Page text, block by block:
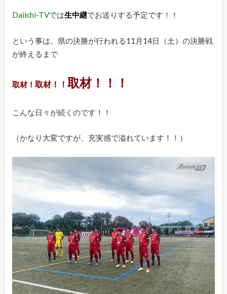
Daiichi-TVでは生中継でお送りする予定です！！
という事は、県の決勝が行われる11月14日（土）の決勝戦
が終えるまで
取材！ 取材！！ 取材！！！
こんな日々が続くのです！！
（かなり大変ですが、充実感で溢れています！！）